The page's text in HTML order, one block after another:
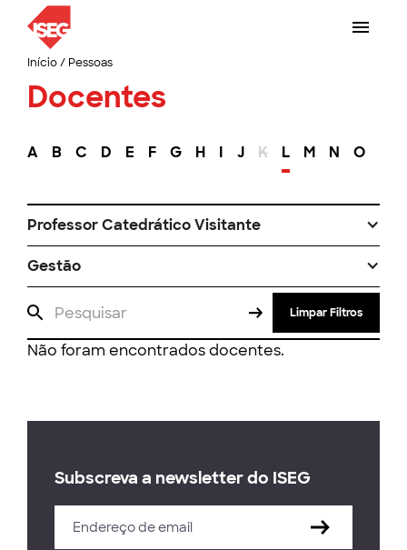
Início/ Pessoas
Docentes
A B C D E F G H I J K L M N O
Professor Catedrático Visitante
Gestão
Limpar Filtros
Não foram encontrados docentes.
Subscreva a newsletter do ISEG